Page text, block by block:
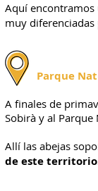
Aquí encontramos
muy
Parque
A finales de
Sobirà y al
Allí las abejas
de este